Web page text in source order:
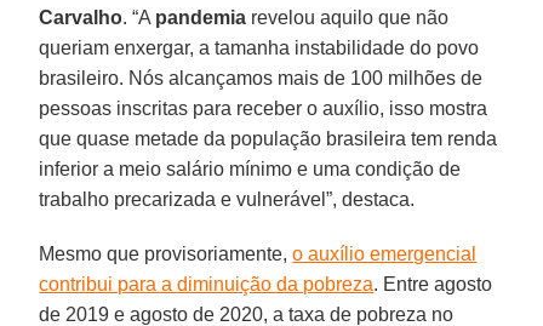
Carvalho. “A pandemia revelou aquilo que não
queriam enxergar, a tamanha instabilidade do povo
brasileiro. Nós alcançamos mais de 100 milhões de
pessoas inscritas para receber o auxílio, isso mostra
que quase metade da população brasileira tem renda
inferior a meio salário mínimo e uma condição de
trabalho precarizada e vulnerável”, destaca.
Mesmo que provisoriamente,o auxílio emergencial
contribui para a diminuição da pobreza. Entre agosto
de 2019 e agosto de 2020, a taxa de pobreza no